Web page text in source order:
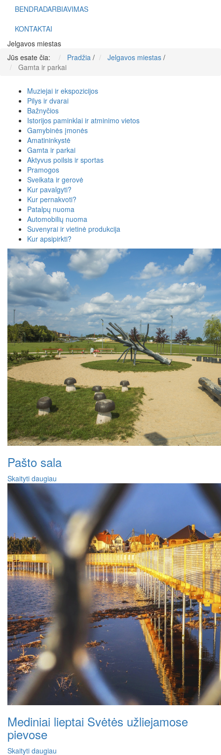
BENDRADARBIAVIMAS
KONTAKTAI
Jelgavos miestas
Jūs esate čia:
Pradžia / Jelgavos miestas /
Gamta ir parkai
Muziejai ir ekspozicijos
Pilys ir dvarai
Bažnyčios
Istorijos paminklai ir atminimo vietos
Gamybinės įmonės
Amatininkystė
Gamta ir parkai
Aktyvus poilsis ir sportas
Pramogos
Sveikata ir gerovė
Kur pavalgyti?
Kur pernakvoti?
Patalpų nuoma
Automobilių nuoma
Suvenyrai ir vietinė produkcija
Kur apsipirkti?
Pašto sala
Skaityti daugiau
Mediniai lieptai Svėtės užliejamose
pievose
Skaityti daugiau